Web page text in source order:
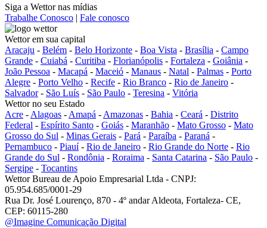
Siga a Wettor nas mídias
Trabalhe Conosco | Fale conosco
Wettor em sua capital
Aracaju - Belém - Belo Horizonte - Boa Vista - Brasília - Campo
Grande - Cuiabá - Curitiba - Florianópolis - Fortaleza - Goiânia -
João Pessoa - Macapá - Maceió - Manaus - Natal - Palmas - Porto
Alegre - Porto Velho - Recife - Rio Branco - Rio de Janeiro -
Salvador- São Luís - São Paulo - Teresina - Vitória
Wettor no seu Estado
Acre - Alagoas - Amapá - Amazonas - Bahia - Ceará - Distrito
Federal - Espírito Santo - Goiás - Maranhão - Mato Grosso - Mato
Grosso do Sul - Minas Gerais - Pará - Paraíba - Paraná -
Pernambuco - Piauí- Rio de Janeiro - Rio Grande do Norte - Rio
Grande do Sul - Rondônia - Roraima - Santa Catarina - São Paulo -
Sergipe - Tocantins
Wettor Bureau de Apoio Empresarial Ltda - CNPJ:
05.954.685/0001-29
Rua Dr. José Lourenço, 870 - 4º andar Aldeota, Fortaleza- CE,
CEP: 60115-280
@Imagine Comunicação Digital